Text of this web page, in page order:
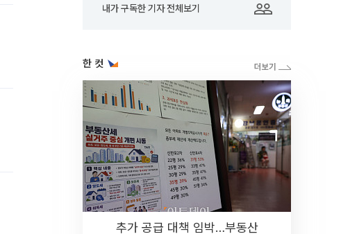
내가 구독한 기자 전체보기
한 컷
추가 공급 대책 임박…부동산